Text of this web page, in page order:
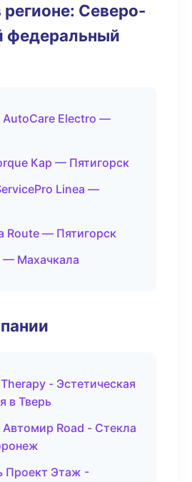
Северо-
федеральный
Electro —
Кар — Пятигорск
Linea —
Route — Пятигорск
— Махачкала
- Эстетическая
в Тверь
Road - Стекла
Проект Этаж -